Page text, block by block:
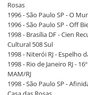
Rosas
1996 - São Paulo SP - O
1996 - São Paulo SP - Off
1998 - Brasília DF - Cien
Cultural 508 Sul
1998 - Niterói RJ - Espelho
1998 - Rio de Janeiro RJ -
MAM/RJ
1998 - São Paulo SP -